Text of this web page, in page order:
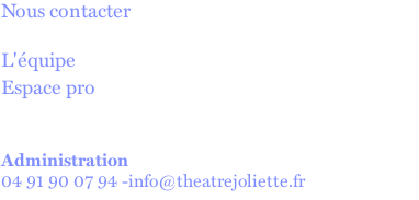
Nous contacter
L'équipe
Espace pro
Administration
04 91 90 07 94-info@theatrejoliette.fr